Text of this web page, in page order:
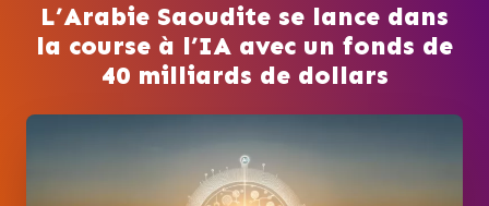
L’Arabie Saoudite se lance dans
la course à l’IA avec un fonds de
40 milliards de dollars